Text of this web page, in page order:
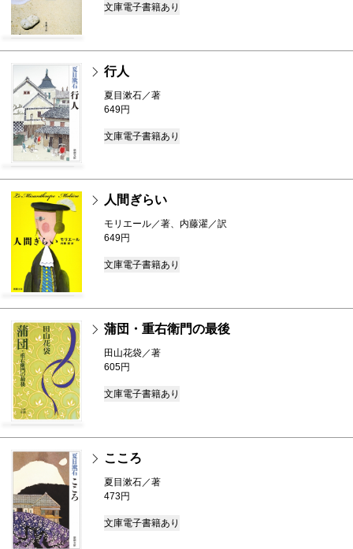
文庫電子書籍あり
行人
夏目漱石／著
649円
文庫電子書籍あり
人間ぎらい
モリエール／著、内藤濯／訳
649円
文庫電子書籍あり
蒲団・重右衛門の最後
田山花袋／著
605円
文庫電子書籍あり
こころ
夏目漱石／著
473円
文庫電子書籍あり